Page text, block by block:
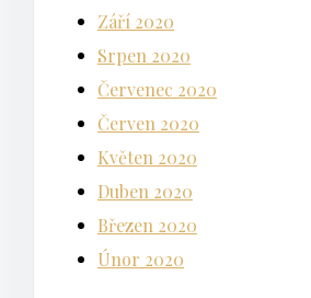
Září 2020
Srpen 2020
Červenec 2020
Červen 2020
Květen 2020
Duben 2020
Březen 2020
Únor 2020